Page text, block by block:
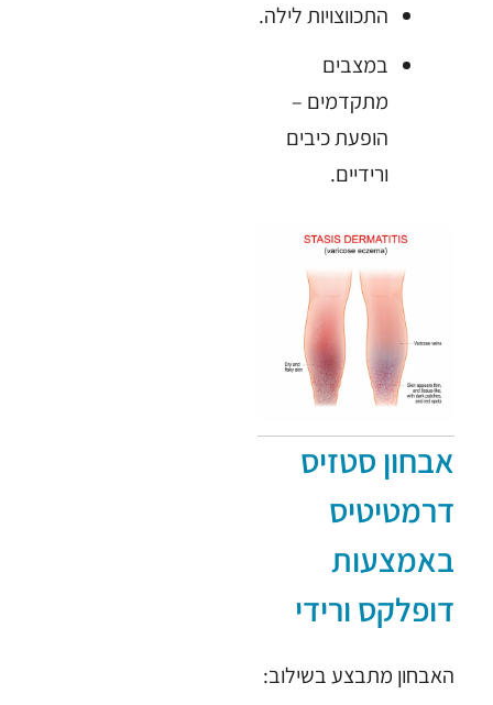
התכווצויות לילה.
במצבים
מתקדמים –
הופעת כיבים
ורידיים.
אבחון סטזיס
דרמטיטיס
באמצעות
דופלקס ורידי
האבחון מתבצע בשילוב: